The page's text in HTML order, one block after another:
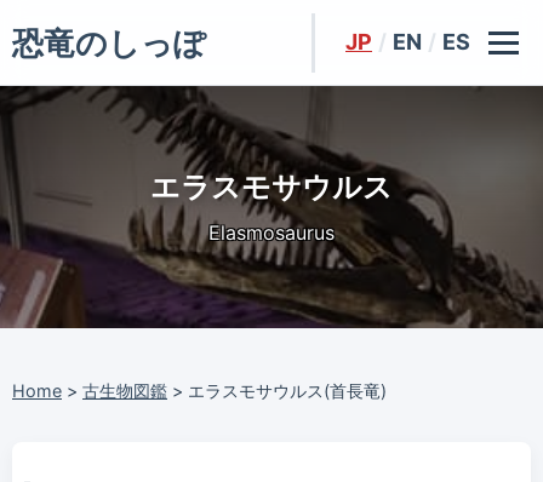
恐竜のしっぽ JP / EN / ES
エラスモサウルス
Elasmosaurus
Home > 古生物図鑑 > エラスモサウルス(首長竜)